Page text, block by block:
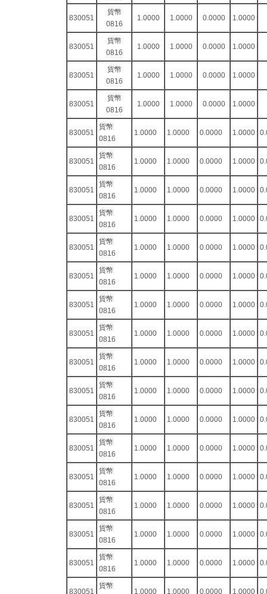
830051
貨幣
0816
1.0000 1.0000 0.0000 1.0000
830051
貨幣
0816
1.0000 1.0000 0.0000 1.0000
830051
貨幣
0816
1.0000 1.0000 0.0000 1.0000
830051
貨幣
0816
1.0000 1.0000 0.0000 1.0000
830051
貨幣
0816
1.0000 1.0000 0.0000 1.0000
830051
貨幣
0816
1.0000 1.0000 0.0000 1.0000
830051
貨幣
0816
1.0000 1.0000 0.0000 1.0000
830051
貨幣
0816
1.0000 1.0000 0.0000 1.0000
830051
貨幣
0816
1.0000 1.0000 0.0000 1.0000
830051
貨幣
0816
1.0000 1.0000 0.0000 1.0000
830051
貨幣
0816
1.0000 1.0000 0.0000 1.0000
830051
貨幣
0816
1.0000 1.0000 0.0000 1.0000
830051
貨幣
0816
1.0000 1.0000 0.0000 1.0000
830051
貨幣
0816
1.0000 1.0000 0.0000 1.0000
830051
貨幣
0816
1.0000 1.0000 0.0000 1.0000
830051
貨幣
0816
1.0000 1.0000 0.0000 1.0000
830051
貨幣
0816
1.0000 1.0000 0.0000 1.0000
830051
貨幣
0816
1.0000 1.0000 0.0000 1.0000
830051
貨幣
0816
1.0000 1.0000 0.0000 1.0000
830051
貨幣
0816
1.0000 1.0000 0.0000 1.0000
830051
貨幣
1.0000 1.0000 0.0000 1.0000